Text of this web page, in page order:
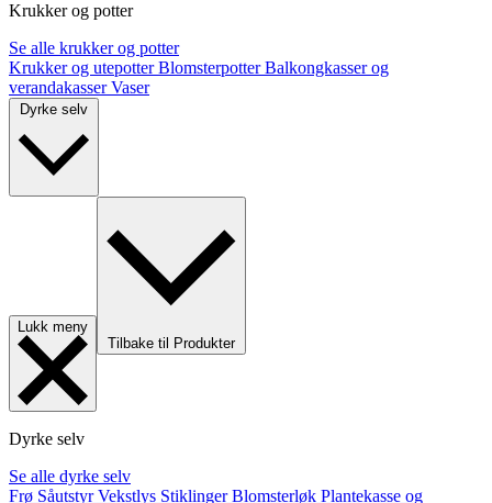
Krukker og potter
Se alle krukker og potter
Krukker og utepotterBlomsterpotterBalkongkasser og
verandakasserVaser
Lukk meny
Tilbake til Produkter
Dyrke selv
Se alle dyrke selv
Frø SåutstyrVekstlys StiklingerBlomsterløk Plantekasse og